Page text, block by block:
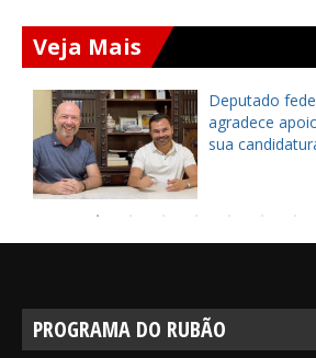
Veja Mais
Deputado
agradece
sua
PROGRAMA DO RUBÃO